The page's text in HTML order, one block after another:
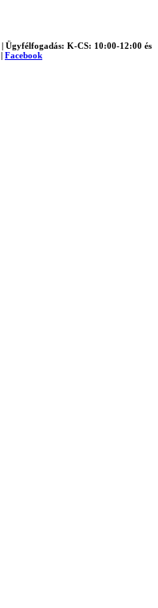
| Ügyfélfogadás: K-CS: 10:00-12:00 és
| Facebook